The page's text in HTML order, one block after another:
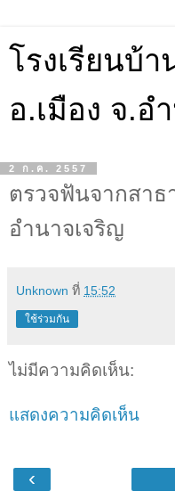
โรงเรียนบ้
อ.เมือง จ.อ
2 ก.ค. 2557
ตรวจฟันจากสา
อำนาจเจริญ
Unknown ที่ 15:52
ใช้ร่วมกัน
ไม่มีความคิดเห็น:
แสดงความคิดเห็น
‹